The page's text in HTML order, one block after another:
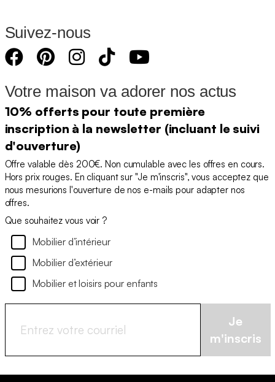
Suivez-nous
Votre maison va adorer nos actus
10% offerts pour toute première
inscription à la newsletter (incluant le suivi
d'ouverture)
Offre valable dès 200€. Non cumulable avec les offres en cours.
Hors prix rouges. En cliquant sur "Je m'inscris", vous acceptez que
nous mesurions l'ouverture de nos e-mails pour adapter nos
offres.
Que souhaitez vous voir ?
Mobilier d’intérieur
Mobilier d’extérieur
Mobilier et loisirs pour enfants
Je
m'inscris